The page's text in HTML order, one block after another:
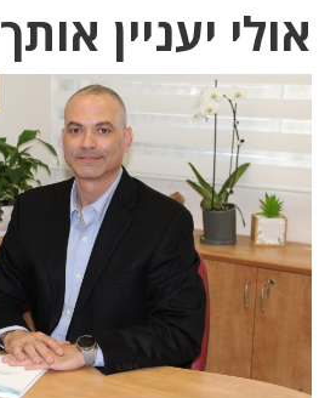
אולי יעניין אותך